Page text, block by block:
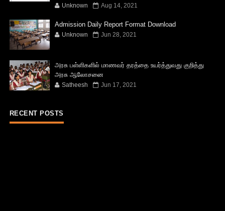
Unknown Aug 14, 2021
Admission Daily Report Format Download
Unknown Jun 28, 2021
அரசு பள்ளிகளில் மாணவர் தரத்தை உயர்த்துவது குறித்து
அரசு ஆலோசனை
Satheesh Jun 17, 2021
RECENT POSTS